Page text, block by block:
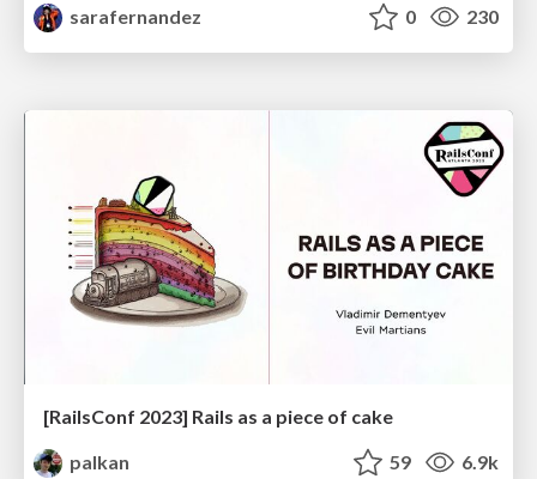
sarafernandez
0 230
[RailsConf 2023] Rails as a piece of cake
palkan
59 6.9k